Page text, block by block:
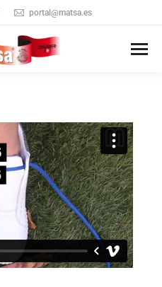
portal@matsa.es